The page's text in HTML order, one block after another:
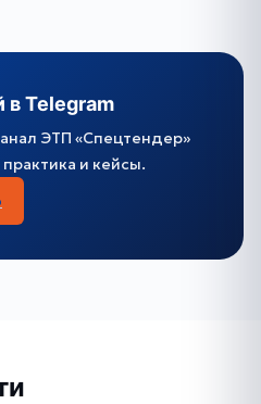
в Telegram
ЭТП «Спецтендер»
и кейсы.